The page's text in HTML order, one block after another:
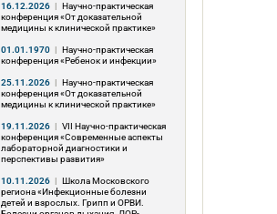
16.12.2026 | Научно-практическая
конференция «От доказательной
медицины к клинической практике»
01.01.1970 | Научно-практическая
конференция «Ребенок и инфекции»
25.11.2026 | Научно-практическая
конференция «От доказательной
медицины к клинической практике»
19.11.2026 | VII Научно-практическая
конференция «Современные аспекты
лабораторной диагностики и
перспективы развития»
10.11.2026 | Школа Московского
региона «Инфекционные болезни
детей и взрослых. Грипп и ОРВИ.